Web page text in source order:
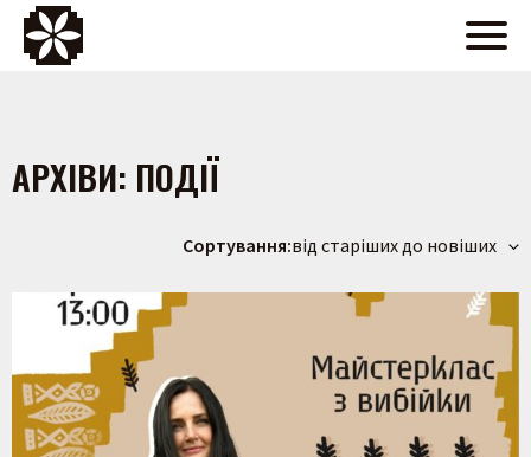
АРХІВИ: ПОДІЇ
Сортування:від старіших до новіших